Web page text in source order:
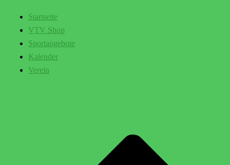
Startseite
VTV Shop
Sportangebote
Kalender
Verein